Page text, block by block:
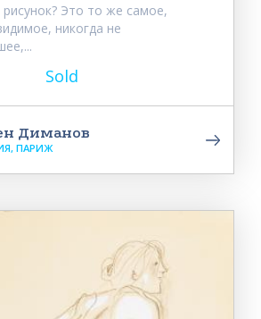
Это то же самое,
никогда не
Sold
Диманов
ПАРИЖ